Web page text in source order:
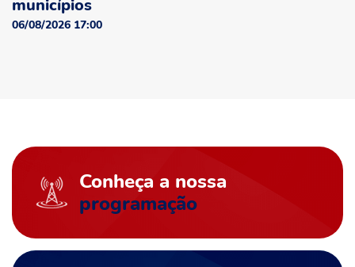
municípios
06/08/2026 17:00
Conheça a nossa
programação